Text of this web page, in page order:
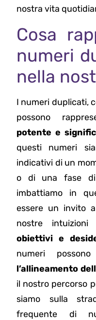
nostra vita
Cosa
numeri
nella
I numeri duplicati,
possono
potente e
questi numeri
indicativi di un
o di una fase di
imbattiamo in
essere un invito
nostre
obiettivi e
numeri
l’allineamento
il nostro percorso
siamo sulla
frequente di